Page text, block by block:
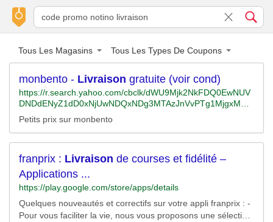
Tous Les Magasins Tous Les Types De Coupons
monbento - Livraison gratuite (voir cond)
https://r.search.yahoo.com/cbclk/dWU9Mjk2NkFDQ0EwNUV
DNDdENyZ1dD0xNjUwNDQxNDg3MTAzJnVvPTg1MjgxMTg
3NzEyOTIzJmx0PTImcz0yJmVzPXNMX1BnTElHUFM5MFpu
Zy4zQWMxRHdwZnh0eDE0YklxNG1MUU9XWFFKQldLRjNF
LQ-
ing.com%2faclick%3fld%3de8eSxVKr8GkHX-
5bVYndfbXTVUCUyagpqkQlcnCXzOcH7WECKHRGfU3XUnZ
Oo6SstH0Lng8M1cG3gTtCA-FMxOr-
zzDUzh1KuBTxDz15Iy3HDIc_2Z1ZGx9Kea5S2fCWYLUvvH
P0Kc6CLUbuAaKP0um4gPGojF5T48nEgUCEf3Zo6Rkm8M
%26u%3daHR0cHMlM2ElMmYlMmZ3d3cuYW1hem9uLmZy
Petits prix sur monbento
franprix : Livraison de courses et fidélité –
Applications ...
https://play.google.com/store/apps/details
Quelques nouveautés et correctifs sur votre appli franprix : -
Pour vous faciliter la vie, nous vous proposons une sélection